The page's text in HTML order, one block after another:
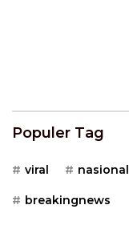
Populer Tag
viral nasional
breakingnews